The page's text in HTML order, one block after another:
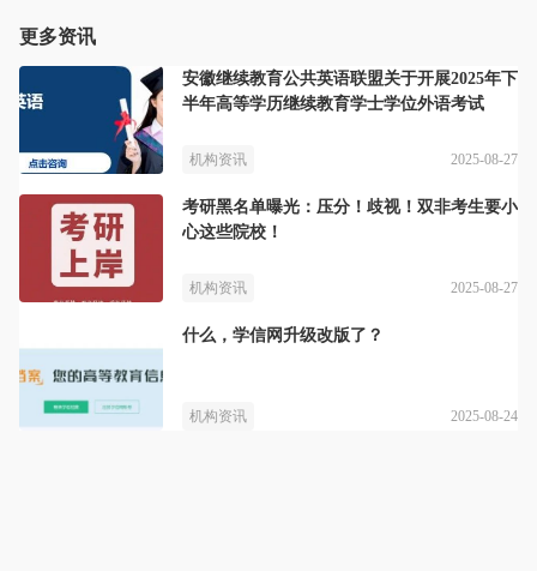
更多资讯
安徽继续教育公共英语联盟关于开展2025年下
半年高等学历继续教育学士学位外语考试
机构资讯 2025-08-27
考研黑名单曝光：压分！歧视！双非考生要小
心这些院校！
机构资讯 2025-08-27
什么，学信网升级改版了？
机构资讯 2025-08-24